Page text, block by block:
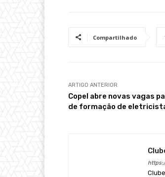
Compartilhado
ARTIGO ANTERIOR
Copel abre novas vagas
de formação de